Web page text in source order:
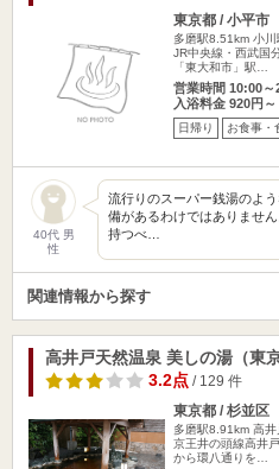
東京都 / 小平市
多磨駅8.51km 小
JR中央線・西武国
「東大和市」駅…
営業時間 10:00～
入浴料金 920円～
日帰り お食事・
40代 男
性
流行りのスーパー銭湯のよ
備があるわけではありませ
持つべ…
関連情報から探す
高井戸天然温泉 美しの湯（東
3.2点/ 129 件
東京都 / 杉並区
多磨駅8.91km 高
京王井の頭線高井
から環八通りを…